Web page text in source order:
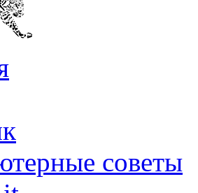
советы